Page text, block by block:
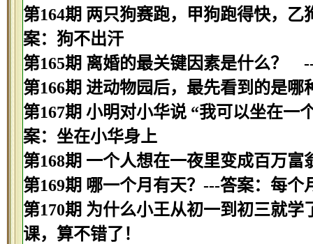
第164期 两只狗赛跑，甲狗跑得快，
案：狗不出汗
第165期 离婚的最关键因素是什么？
第166期 进动物园后，最先看到的是哪
第167期 小明对小华说 “我可以坐在一
案：坐在小华身上
第168期 一个人想在一夜里变成百万
第169期 哪一个月有天？---答案：每个
第170期 为什么小王从初一到初三就
课，算不错了！